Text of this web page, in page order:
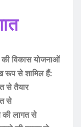
विकास योजनाओं
रूप से शामिल हैं:
से तैयार
से
की लागत से